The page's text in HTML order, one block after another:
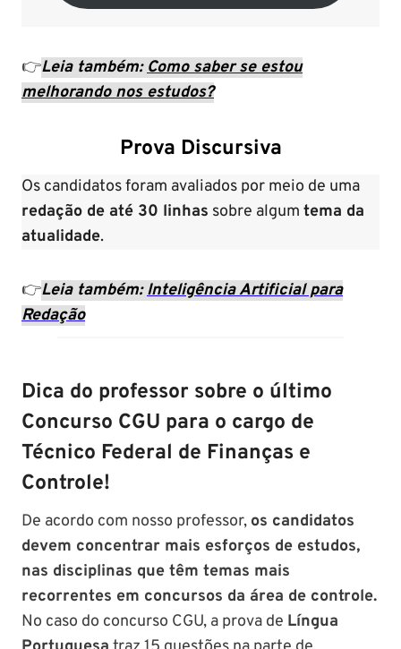
👉Leia também:Como saber se estou
melhorando nos estudos?
Prova Discursiva
Os candidatos foram avaliados por meio de uma
redação de até 30 linhas sobre algum tema da
atualidade.
👉Leia também:Inteligência Artificial para
Redação
Dica do professor sobre o último
Concurso CGU para o cargo de
Técnico Federal de Finanças e
Controle!
De acordo com nosso professor, os candidatos
devem concentrar mais esforços de estudos,
nas disciplinas que têm temas mais
recorrentes em concursos da área de controle.
No caso do concurso CGU, a prova de Língua